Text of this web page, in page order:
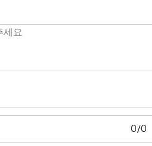
0/0